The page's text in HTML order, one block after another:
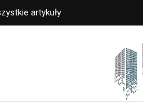
artykuły